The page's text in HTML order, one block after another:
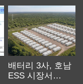
배터리 3사, 호남
ESS 시장서